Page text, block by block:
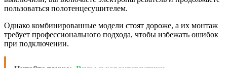
пользоваться полотенцесушителем.
Однако комбинированные модели стоят дороже, а их монтаж
требует профессионального подхода, чтобы избежать ошибок
при подключении.